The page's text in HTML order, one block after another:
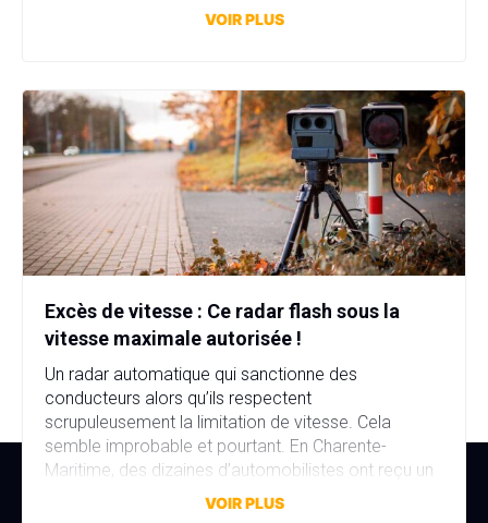
affaire bien plus sérieuse que prévu. Fausse plaque
VOIR PLUS
Excès de vitesse : Ce radar flash sous la
vitesse maximale autorisée !
Un radar automatique qui sanctionne des
conducteurs alors qu’ils respectent
scrupuleusement la limitation de vitesse. Cela
semble improbable et pourtant. En Charente-
Maritime, des dizaines d’automobilistes ont reçu un
avis de contravention alors qu’ils n’avaient commis
VOIR PLUS